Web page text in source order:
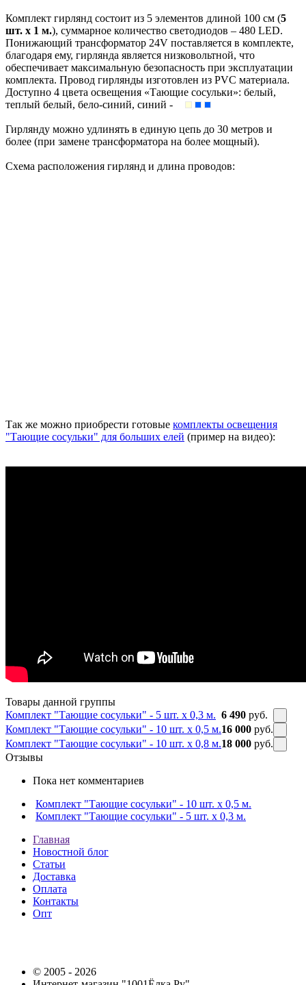
Комплект гирлянд состоит из 5 элементов длиной 100 см (5
шт. х 1 м.), суммарное количество светодиодов – 480 LED.
Понижающий трансформатор 24V поставляется в комплекте,
благодаря ему, гирлянда является низковольтной, что
обеспечивает максимальную безопасность при эксплуатации
комплекта. Провод гирлянды изготовлен из PVC материала.
Доступно 4 цвета освещения «Тающие сосульки»: белый,
теплый белый, бело-синий, синий -
Гирлянду можно удлинять в единую цепь до 30 метров и
более (при замене трансформатора на более мощный).
Схема расположения гирлянд и длина проводов:
Так же можно приобрести готовые комплекты освещения
"Тающие сосульки" для больших елей (пример на видео):
Товары данной группы
Комплект "Тающие сосульки" - 5 шт. x 0,3 м. 6 490 руб.
Комплект "Тающие сосульки" - 10 шт. x 0,5 м.16 000 руб.
Комплект "Тающие сосульки" - 10 шт. x 0,8 м.18 000 руб.
Отзывы
Пока нет комментариев
Комплект "Тающие сосульки" - 10 шт. x 0,5 м.
Комплект "Тающие сосульки" - 5 шт. x 0,3 м.
Главная
Новостной блог
Статьи
Доставка
Оплата
Контакты
Опт
© 2005 - 2026